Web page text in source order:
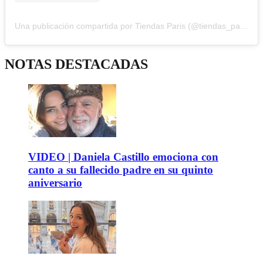
Una publicación compartida por Tiendas Paris (@tiendas_paris)
NOTAS DESTACADAS
VIDEO | Daniela Castillo emociona con
canto a su fallecido padre en su quinto
aniversario